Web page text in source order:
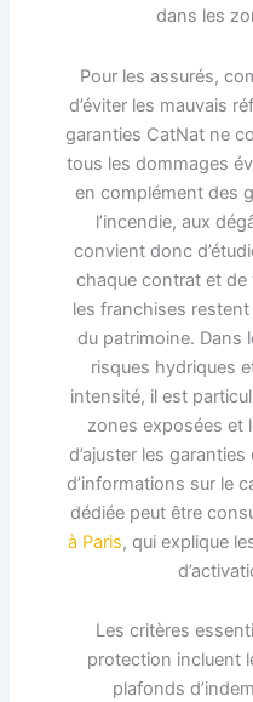
dans les
Pour les assurés,
d’éviter les mauvais
garanties CatNat ne
tous les dommages
en complément des
l’incendie, aux
convient donc
chaque contrat et de
les franchises
du patrimoine. Dans
risques hydriques
intensité, il est
zones exposées et
d’ajuster les
d’informations sur le
dédiée peut être
à Paris, qui explique
Les critères
protection incluent
plafonds